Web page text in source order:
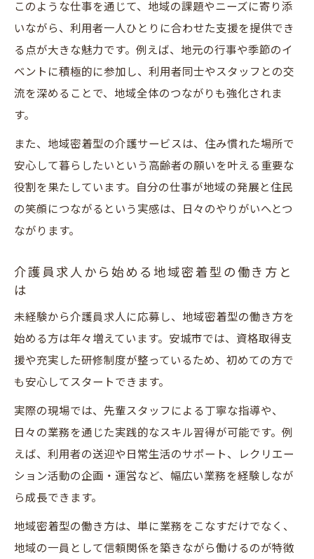
このような仕事を通じて、地域の課題やニーズに寄り添
いながら、利用者一人ひとりに合わせた支援を提供でき
る点が大きな魅力です。例えば、地元の行事や季節のイ
ベントに積極的に参加し、利用者同士やスタッフとの交
流を深めることで、地域全体のつながりも強化されま
す。
また、地域密着型の介護サービスは、住み慣れた場所で
安心して暮らしたいという高齢者の願いを叶える重要な
役割を果たしています。自分の仕事が地域の発展と住民
の笑顔につながるという実感は、日々のやりがいへとつ
ながります。
介護員求人から始める地域密着型の働き方と
は
未経験から介護員求人に応募し、地域密着型の働き方を
始める方は年々増えています。安城市では、資格取得支
援や充実した研修制度が整っているため、初めての方で
も安心してスタートできます。
実際の現場では、先輩スタッフによる丁寧な指導や、
日々の業務を通じた実践的なスキル習得が可能です。例
えば、利用者の送迎や日常生活のサポート、レクリエー
ション活動の企画・運営など、幅広い業務を経験しなが
ら成長できます。
地域密着型の働き方は、単に業務をこなすだけでなく、
地域の一員として信頼関係を築きながら働けるのが特徴